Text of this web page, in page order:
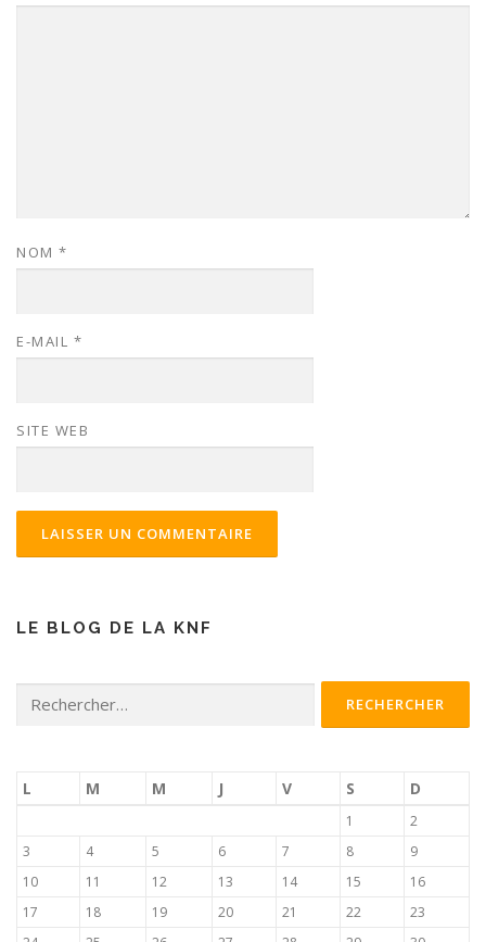
NOM *
E-MAIL *
SITE WEB
LE BLOG DE LA KNF
L M M J V S D
1
2
3
4 5 6 7 8
9
10
11 12 13 14 15
16
17
18 19 20 21 22
23